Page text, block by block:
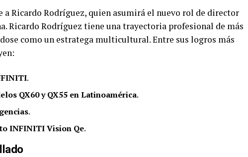
Ricardo Rodríguez, quien asumirá el nuevo rol de director
Ricardo Rodríguez tiene una trayectoria profesional de más
como un estratega multicultural. Entre sus logros más
.
QX60 y QX55 en Latinoamérica.
.
INFINITI Vision Qe.